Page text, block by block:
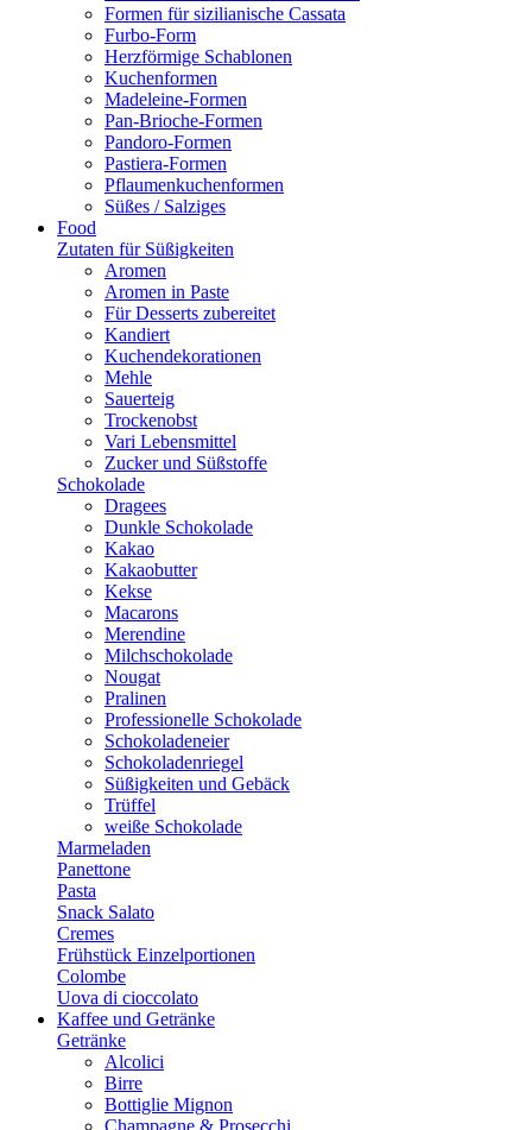
Formen für sizilianische Cassata
Furbo-Form
Herzförmige Schablonen
Kuchenformen
Madeleine-Formen
Pan-Brioche-Formen
Pandoro-Formen
Pastiera-Formen
Pflaumenkuchenformen
Süßes / Salziges
Food
Zutaten für Süßigkeiten
Aromen
Aromen in Paste
Für Desserts zubereitet
Kandiert
Kuchendekorationen
Mehle
Sauerteig
Trockenobst
Vari Lebensmittel
Zucker und Süßstoffe
Schokolade
Dragees
Dunkle Schokolade
Kakao
Kakaobutter
Kekse
Macarons
Merendine
Milchschokolade
Nougat
Pralinen
Professionelle Schokolade
Schokoladeneier
Schokoladenriegel
Süßigkeiten und Gebäck
Trüffel
weiße Schokolade
Marmeladen
Panettone
Pasta
Snack Salato
Cremes
Frühstück Einzelportionen
Colombe
Uova di cioccolato
Kaffee und Getränke
Getränke
Alcolici
Birre
Bottiglie Mignon
Champagne & Prosecchi